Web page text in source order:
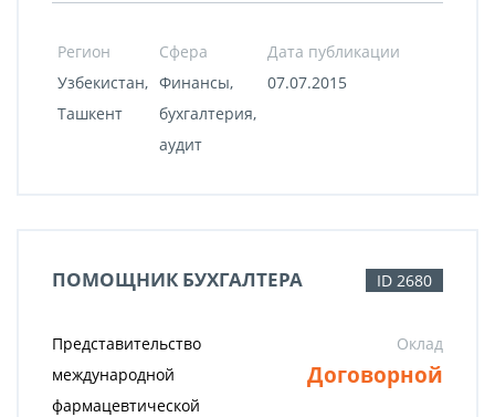
Регион Сфера
Дата публикации
Узбекистан,
Ташкент
Финансы,
бухгалтерия,
аудит
07.07.2015
ПОМОЩНИК БУХГАЛТЕРА ID 2680
Представительство
международной
фармацевтической
Оклад
Договорной